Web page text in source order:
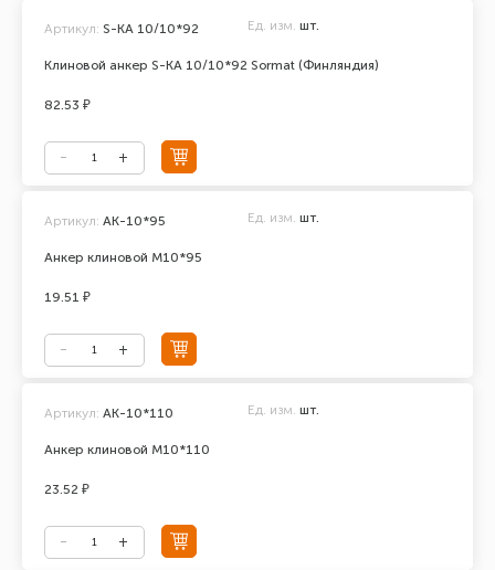
Клиновой анкер S-KA 10/10*92 Sormat (Финляндия)
Артикул: S-KA 10/10*92 Ед. изм. шт.
82.53 ₽
Анкер клиновой М10*95
Артикул: АК-10*95 Ед. изм. шт.
19.51 ₽
Анкер клиновой М10*110
Артикул: АК-10*110 Ед. изм. шт.
23.52 ₽